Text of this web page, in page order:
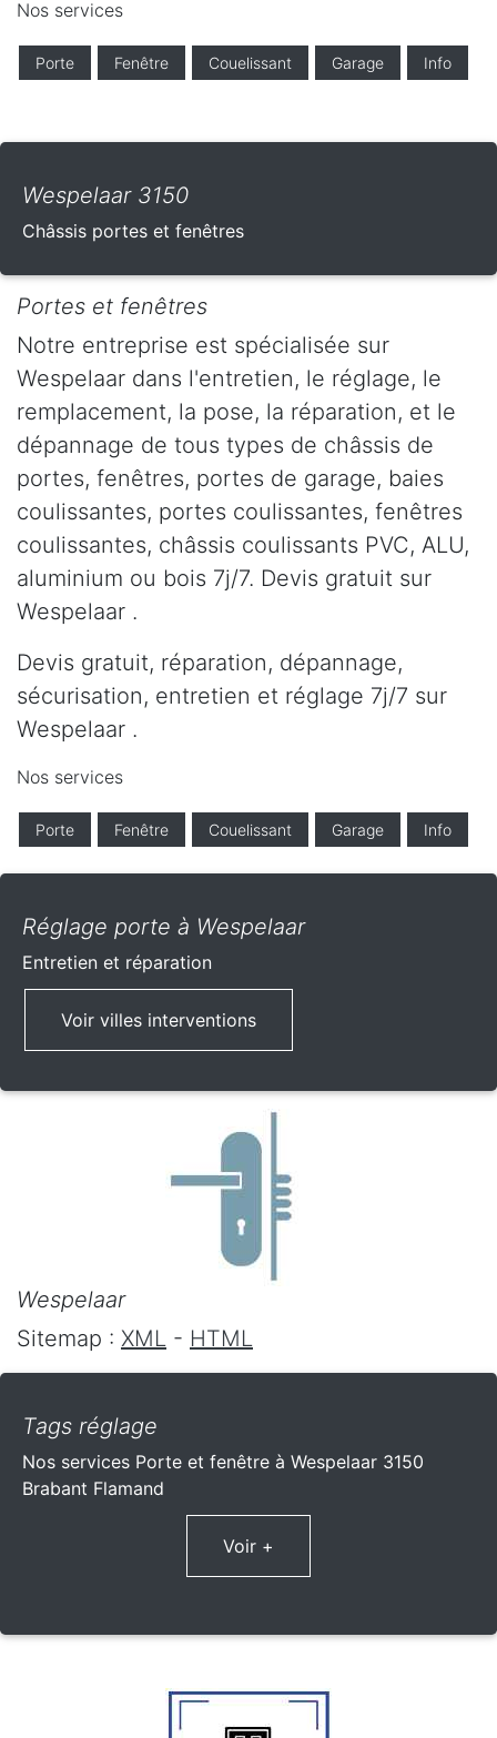
Nos services
Porte Fenêtre Couelissant Garage Info
Wespelaar 3150
Châssis portes et fenêtres
Portes et fenêtres
Notre entreprise est spécialisée sur
Wespelaar dans l'entretien, le réglage, le
remplacement, la pose, la réparation, et le
dépannage de tous types de châssis de
portes, fenêtres, portes de garage, baies
coulissantes, portes coulissantes, fenêtres
coulissantes, châssis coulissants PVC, ALU,
aluminium ou bois 7j/7. Devis gratuit sur
Wespelaar .
Devis gratuit, réparation, dépannage,
sécurisation, entretien et réglage 7j/7 sur
Wespelaar .
Nos services
Porte Fenêtre Couelissant Garage Info
Réglage porte à Wespelaar
Entretien et réparation
Voir villes interventions
Wespelaar
Sitemap : XML - HTML
Tags réglage
Nos services Porte et fenêtre à Wespelaar 3150
Brabant Flamand
Voir +